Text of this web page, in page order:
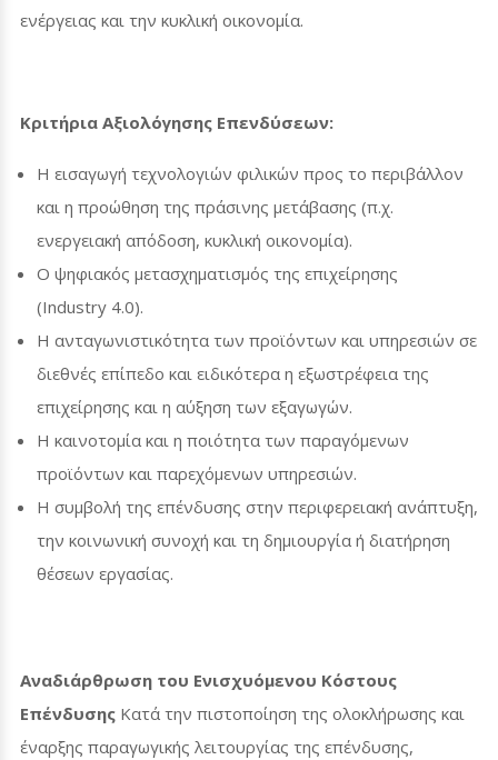
ενέργειας και την κυκλική οικονομία.
Κριτήρια Αξιολόγησης Επενδύσεων:
Η εισαγωγή τεχνολογιών φιλικών προς το περιβάλλον
και η προώθηση της πράσινης μετάβασης (π.χ.
ενεργειακή απόδοση, κυκλική οικονομία).
Ο ψηφιακός μετασχηματισμός της επιχείρησης
(Industry 4.0).
Η ανταγωνιστικότητα των προϊόντων και υπηρεσιών σε
διεθνές επίπεδο και ειδικότερα η εξωστρέφεια της
επιχείρησης και η αύξηση των εξαγωγών.
Η καινοτομία και η ποιότητα των παραγόμενων
προϊόντων και παρεχόμενων υπηρεσιών.
Η συμβολή της επένδυσης στην περιφερειακή ανάπτυξη,
την κοινωνική συνοχή και τη δημιουργία ή διατήρηση
θέσεων εργασίας.
Αναδιάρθρωση του Ενισχυόμενου Κόστους
Επένδυσης Κατά την πιστοποίηση της ολοκλήρωσης και
έναρξης παραγωγικής λειτουργίας της επένδυσης,